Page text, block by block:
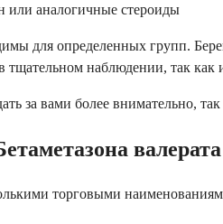
или аналогичные стероиды
для определенных групп.
наблюдении, так как
за вами более внимательно,
валерата
торговыми